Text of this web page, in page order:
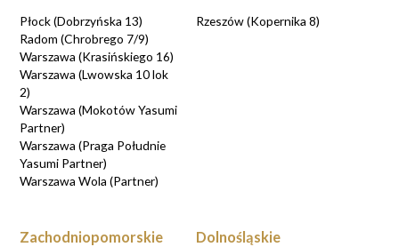
Płock (Dobrzyńska 13)
Radom (Chrobrego 7/9)
Warszawa (Krasińskiego 16)
Warszawa (Lwowska 10 lok
2)
Warszawa (Mokotów Yasumi
Partner)
Warszawa (Praga Południe
Yasumi Partner)
Warszawa Wola (Partner)
Rzeszów (Kopernika 8)
Zachodniopomorskie Dolnośląskie